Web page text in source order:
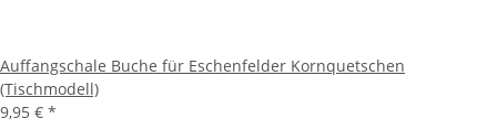
Auffangschale Buche für Eschenfelder Kornquetschen
(Tischmodell)
9,95 € *